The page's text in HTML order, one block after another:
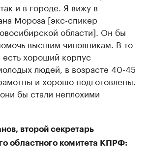
и в городе. Я вижу в
Мороза [экс-спикер
области]. Он бы
высшим чиновникам. В то
хороший корпус
людей, в возрасте 40-45
и хорошо подготовлены.
бы стали неплохими
второй секретарь
областного комитета КПРФ: